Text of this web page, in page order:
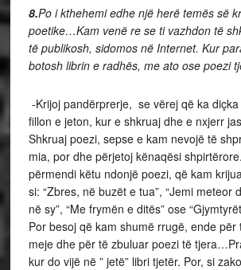
8.Po i kthehemi edhe një herë temës së
poetike…Kam venë re se ti vazhdon të
të publikosh, sidomos në Internet. Kur
botosh librin e radhës, me ato ose poezi
-Krijoj pandërprerje, se vërej që ka
fillon e jeton, kur e shkruaj dhe e nxjerr
Shkruaj poezi, sepse e kam nevojë të
mia, por dhe përjetoj kënaqësi
përmendi këtu ndonjë poezi, që kam
si: “Zbres, në buzët e tua”, “Jemi meteor
në sy”, “Me frymën e ditës” ose
Por besoj që kam shumë rrugë, ende
meje dhe për të zbuluar poezi të
kur do vijë në ” jetë” libri tjetër. Por, si